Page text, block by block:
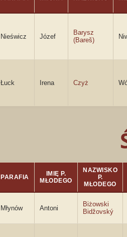
Nieświcz Józef
Barysz
(Bareš)
Łuck Irena Czyż
PARAFIA
IMIĘ P.
MŁODEGO
NAZWISKO
P.
MŁODEGO
Młynów Antoni
Biżowski
Bidžovský